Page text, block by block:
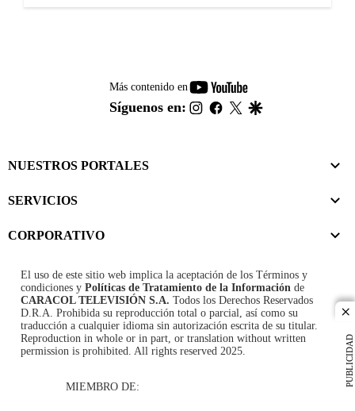
PUBLICIDAD
Más contenido en
youtube-
footer
Síguenos en: instagram
facebook
twitter
NUESTROS PORTALES
SERVICIOS
CORPORATIVO
El uso de este sitio web implica la aceptación de los Términos y
condiciones y Políticas de Tratamiento de la Información de
CARACOL TELEVISIÓN S.A. Todos los Derechos Reservados
D.R.A. Prohibida su reproducción total o parcial, así como su
traducción a cualquier idioma sin autorización escrita de su titular.
Reproduction in whole or in part, or translation without written
permission is prohibited. All rights reserved 2025.
MIEMBRO DE: